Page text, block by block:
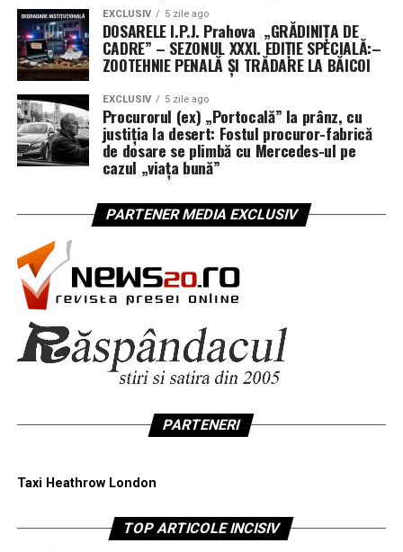
EXCLUSIV 5 zile ago
DOSARELE I.P.J. Prahova „GRĂDINIȚA DE
CADRE” – SEZONUL XXXI. EDIȚIE SPECIALĂ:–
ZOOTEHNIE PENALĂ ȘI TRĂDARE LA BĂICOI
EXCLUSIV 5 zile ago
Procurorul (ex) „Portocală” la prânz, cu
justiția la desert: Fostul procuror-fabrică
de dosare se plimbă cu Mercedes-ul pe
cazul „viața bună”
PARTENER MEDIA EXCLUSIV
PARTENERI
Taxi Heathrow London
TOP ARTICOLE INCISIV